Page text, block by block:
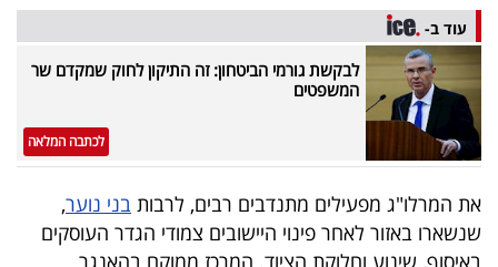
דרושים
ניוזלטרים
מייל
אדום
עוד ב-
לבקשת גורמי הביטחון: זה התיקון לחוק שמקדם שר
המשפטים
לכתבה המלאה
את המרלו"ג מפעילים מתנדבים רבים, לרבות בני נוער,
שנשארו באזור לאחר פינוי היישובים צמודי הגדר העוסקים